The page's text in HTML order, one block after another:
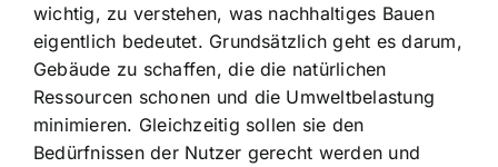
wichtig, zu verstehen, was nachhaltiges Bauen
eigentlich bedeutet. Grundsätzlich geht es darum,
Gebäude zu schaffen, die die natürlichen
Ressourcen schonen und die Umweltbelastung
minimieren. Gleichzeitig sollen sie den
Bedürfnissen der Nutzer gerecht werden und